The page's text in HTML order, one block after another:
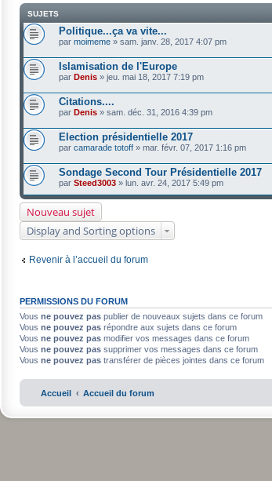
SUJETS
Politique...ça va vite...
par moimeme » sam. janv. 28, 2017 4:07 pm
Islamisation de l'Europe
par Denis » jeu. mai 18, 2017 7:19 pm
Citations....
par Denis » sam. déc. 31, 2016 4:39 pm
Election présidentielle 2017
par camarade totoff » mar. févr. 07, 2017 1:16 pm
Sondage Second Tour Présidentielle 2017
par Steed3003 » lun. avr. 24, 2017 5:49 pm
Nouveau sujet
Display and Sorting options
Revenir à l’accueil du forum
PERMISSIONS DU FORUM
Vous ne pouvez pas publier de nouveaux sujets dans ce forum
Vous ne pouvez pas répondre aux sujets dans ce forum
Vous ne pouvez pas modifier vos messages dans ce forum
Vous ne pouvez pas supprimer vos messages dans ce forum
Vous ne pouvez pas transférer de pièces jointes dans ce forum
Accueil Accueil du forum